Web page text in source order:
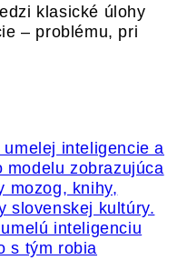
klasické úlohy
– problému, pri
inteligenciu
s tým robia